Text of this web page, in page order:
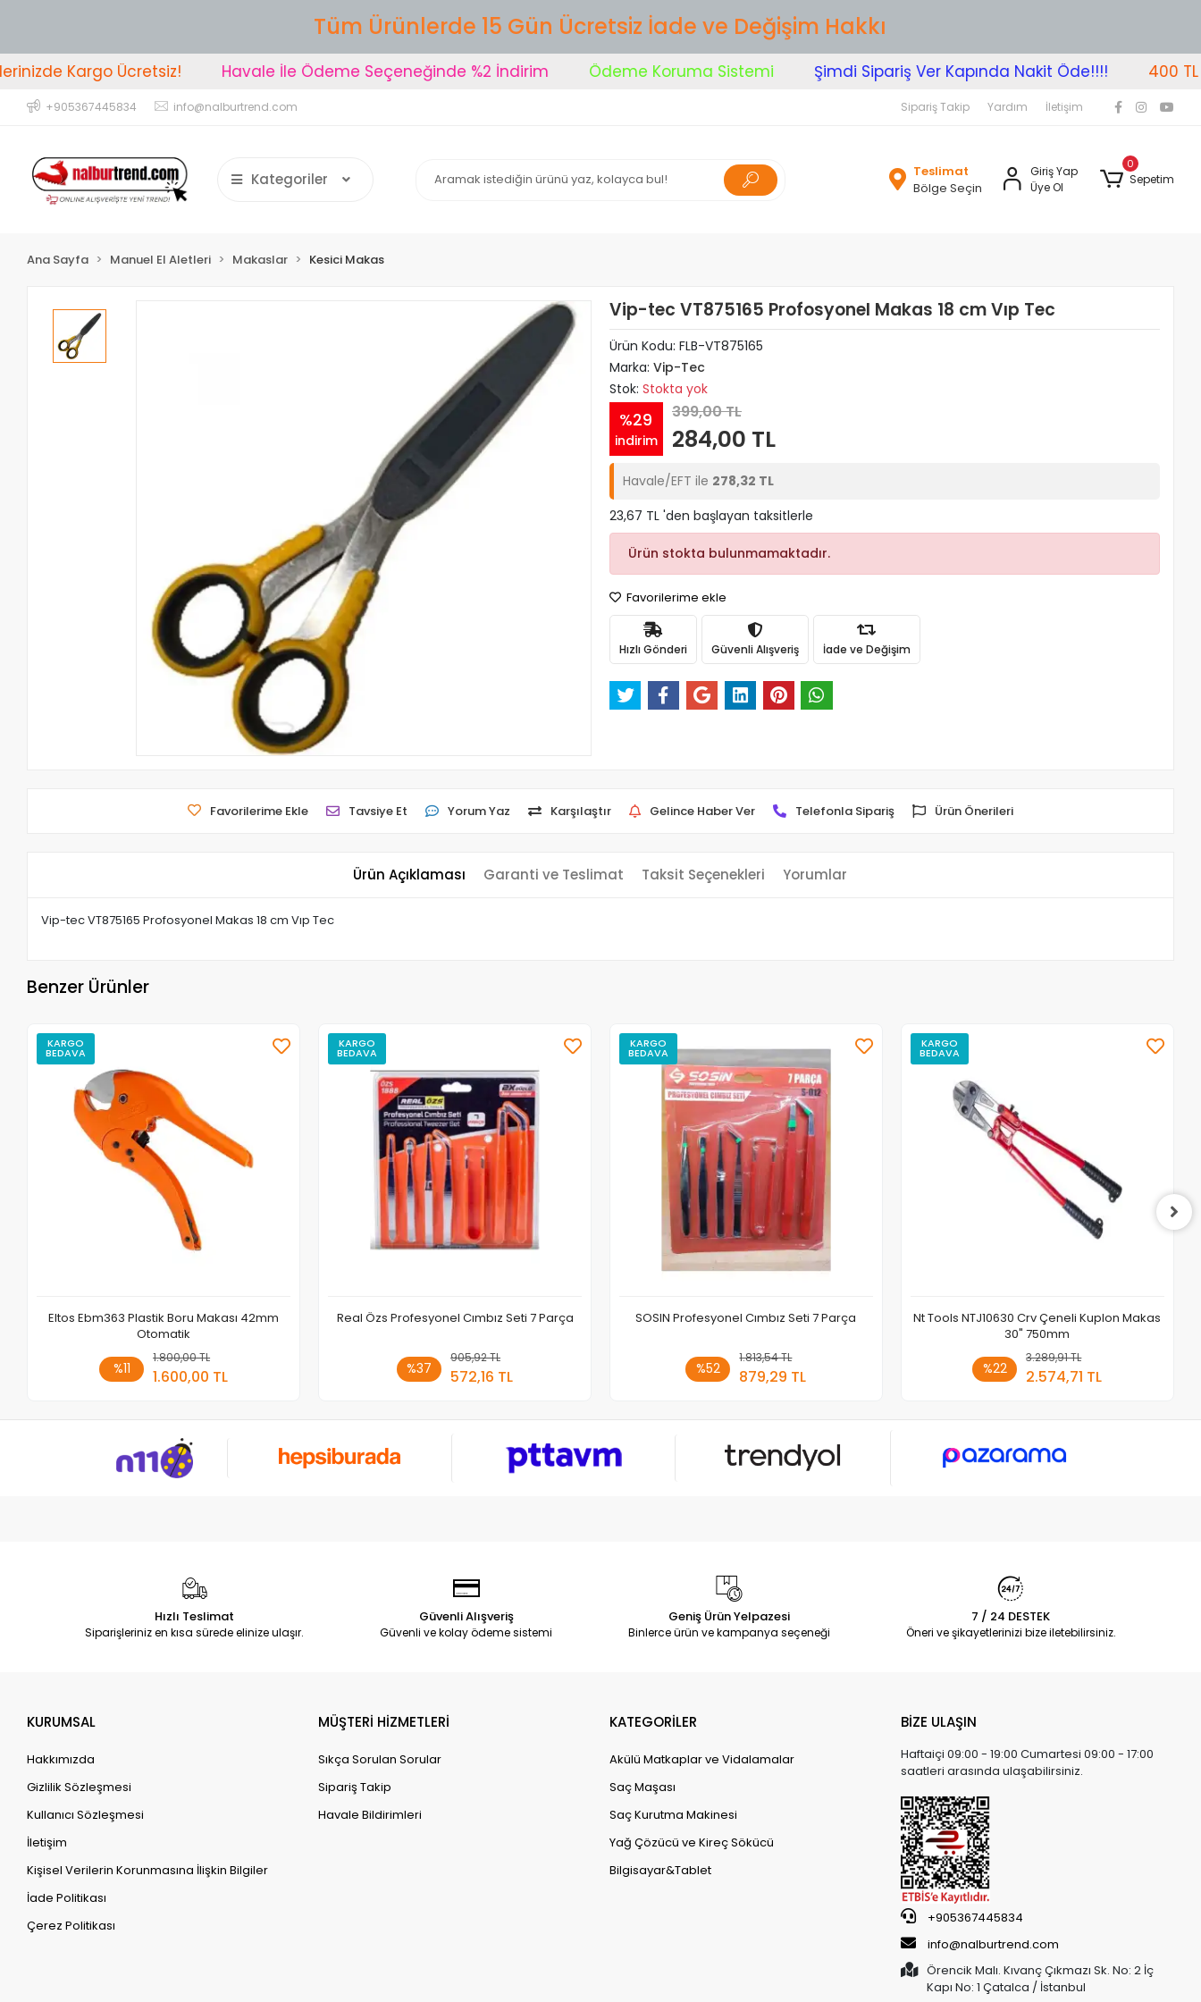
Tüm Ürünlerde 15 Gün Ücretsiz İade ve Değişim Hakkı
Kargo Ücretsiz! Havale İle Ödeme Seçeneğinde %2 İndirim Ödeme Koruma Sistemi Şimdi Sipariş Ver Kapında Nakit Öde!!!! 400 TL
+905367445834 info@nalburtrend.com Sipariş Takip Yardım İletişim
Kategoriler
Teslimat
Bölge Seçin
Giriş Yap
Üye Ol
0
Sepetim
Ana Sayfa Manuel El Aletleri Makaslar Kesici Makas
Vip-tec VT875165 Profosyonel Makas 18 cm Vıp Tec
Ürün Kodu: FLB-VT875165
Marka: Vip-Tec
Stok: Stokta yok
%29
indirim
399,00 TL
284,00 TL
Havale/EFT ile 278,32 TL
23,67 TL 'den başlayan taksitlerle
Ürün stokta bulunmamaktadır.
Favorilerime ekle
Hızlı Gönderi Güvenli Alışveriş İade ve Değişim
Favorilerime Ekle Tavsiye Et Yorum Yaz Karşılaştır Gelince Haber Ver Telefonla Sipariş Ürün Önerileri
Ürün Açıklaması Garanti ve Teslimat Taksit Seçenekleri Yorumlar
Vip-tec VT875165 Profosyonel Makas 18 cm Vıp Tec
Benzer Ürünler
KARGO
BEDAVA
Eltos Ebm363 Plastik Boru Makası 42mm
Otomatik
%11
1.800,00 TL
1.600,00 TL
Sepete Ekle
KARGO
BEDAVA
Real Özs Profesyonel Cımbız Seti 7 Parça
%37
905,92 TL
572,16 TL
Sepete Ekle
KARGO
BEDAVA
SOSIN Profesyonel Cımbız Seti 7 Parça
%52
1.813,54 TL
879,29 TL
Sepete Ekle
KARGO
BEDAVA
Nt Tools NTJ10630 Crv Çeneli Kuplon Makas
30" 750mm
%22
3.289,91 TL
2.574,71 TL
Sepete Ekle
Hızlı Teslimat
Siparişleriniz en kısa sürede elinize ulaşır.
Güvenli Alışveriş
Güvenli ve kolay ödeme sistemi
Geniş Ürün Yelpazesi
Binlerce ürün ve kampanya seçeneği
7 / 24 DESTEK
Öneri ve şikayetlerinizi bize iletebilirsiniz.
KURUMSAL
Hakkımızda
Gizlilik Sözleşmesi
Kullanıcı Sözleşmesi
İletişim
Kişisel Verilerin Korunmasına İlişkin Bilgiler
İade Politikası
Çerez Politikası
MÜŞTERİ HİZMETLERİ
Sıkça Sorulan Sorular
Sipariş Takip
Havale Bildirimleri
KATEGORİLER
Akülü Matkaplar ve Vidalamalar
Saç Maşası
Saç Kurutma Makinesi
Yağ Çözücü ve Kireç Sökücü
Bilgisayar&Tablet
BİZE ULAŞIN
Haftaiçi 09:00 - 19:00 Cumartesi 09:00 - 17:00
saatleri arasında ulaşabilirsiniz.
+905367445834
info@nalburtrend.com
Örencik Malı. Kıvanç Çıkmazı Sk. No: 2 İç
Kapı No: 1 Çatalca / İstanbul